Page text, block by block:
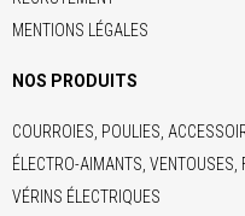
MENTIONS LÉGALES
NOS PRODUITS
COURROIES, POULIES,
ÉLECTRO-AIMANTS, VENTOUSES,
VÉRINS ÉLECTRIQUES